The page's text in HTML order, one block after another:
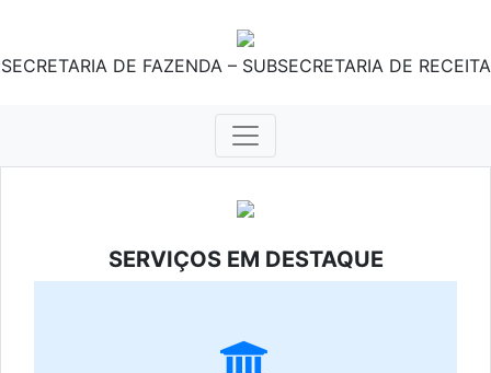
SECRETARIA DE FAZENDA – SUBSECRETARIA DE RECEITA
SERVIÇOS EM DESTAQUE